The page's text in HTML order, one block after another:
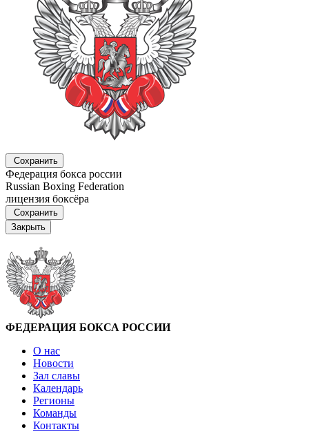
Сохранить
Федерация бокса россии
Russian Boxing Federation
лицензия боксёра
Сохранить
Закрыть
ФЕДЕРАЦИЯ БОКСА РОССИИ
О нас
Новости
Зал славы
Календарь
Регионы
Команды
Контакты